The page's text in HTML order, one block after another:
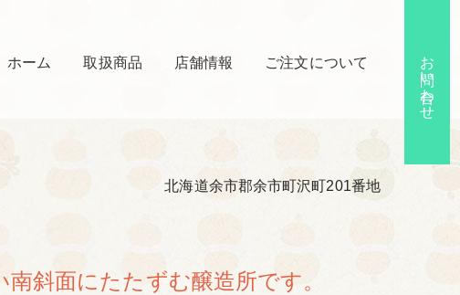
ホーム 取扱商品 店舗情報 ご注文について お問い合わせ
北海道余市郡余市町沢町201番地
斜面にたたずむ醸造所です。